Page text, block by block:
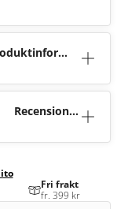
Recensioner
Fri frakt
fr. 399 kr